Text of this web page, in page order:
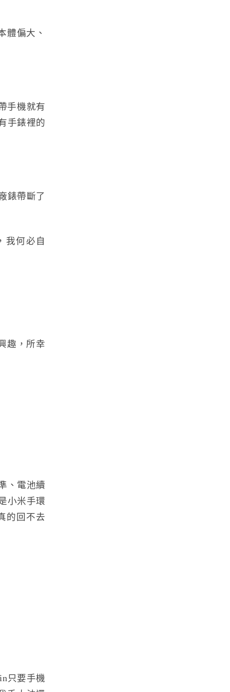
體偏大、
手機就有
手錶裡的
錶帶斷了
我何必自
趣，所幸
、電池續
小米手環
的回不去
只要手機